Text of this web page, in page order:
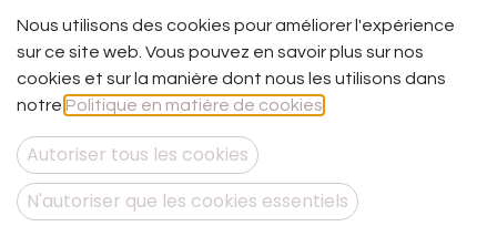
Passage - BO Perceuse
XL
Passage - BO sur fil
Nous utilisons des cookies pour améliorer l'expérience
sur ce site web. Vous pouvez en savoir plus sur nos
cookies et sur la manière dont nous les utilisons dans
notre Politique en matière de cookies
Autoriser tous les cookies
N'autoriser que les cookies essentiels